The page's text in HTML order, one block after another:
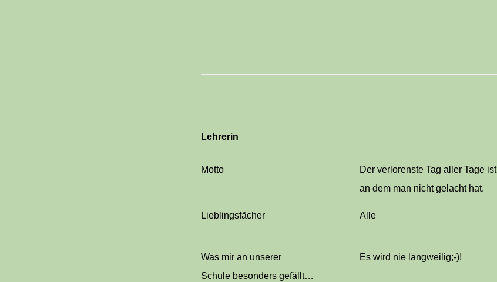
Lehrerin
Motto
Der verlorenste Tag aller Tage
an dem man nicht gelacht hat.
Lieblingsfächer Alle
Was mir an unserer
Schule besonders gefällt…
Es wird nie langweilig;-)!